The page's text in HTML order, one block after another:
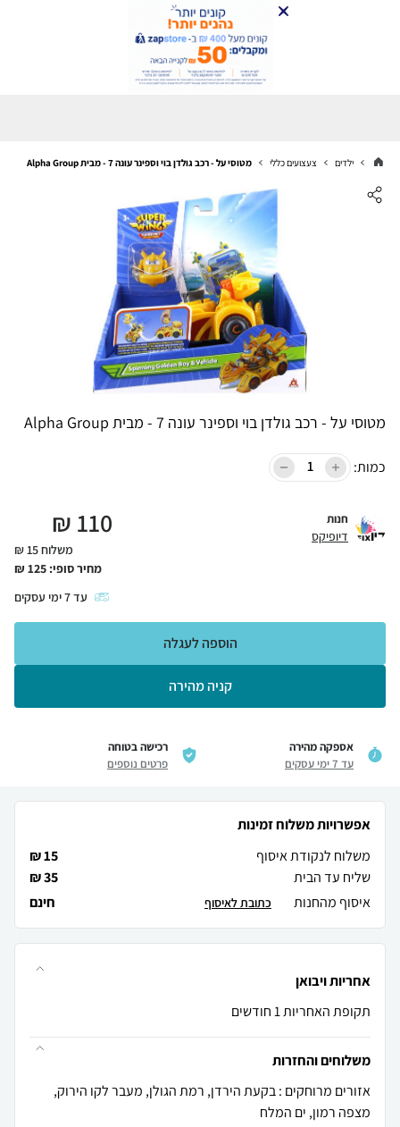
ילדים צעצועים כללי מטוסי על - רכב גולדן בוי וספינר עונה 7 - מבית Alpha Group
מטוסי על - רכב גולדן בוי וספינר עונה 7 - מבית Alpha Group
כמות:
חנות
דיופיקס 110
₪
משלוח 15 ₪
מחיר סופי: 125
₪
עד7ימי עסקים
קניה מהירה
הוספה לעגלה
אספקה מהירה
עד 7 ימי עסקים
רכישה בטוחה
פרטים נוספים
אפשרויות משלוח זמינות
משלוח לנקודת איסוף
15 ₪
שליח עד הבית
35 ₪
איסוף מהחנות
חינם כתובת לאיסוף
אחריות ויבואן
תקופת האחריות 1 חודשים
משלוחים והחזרות
אזורים מרוחקים : בקעת הירדן, רמת הגולן, מעבר לקו הירוק,